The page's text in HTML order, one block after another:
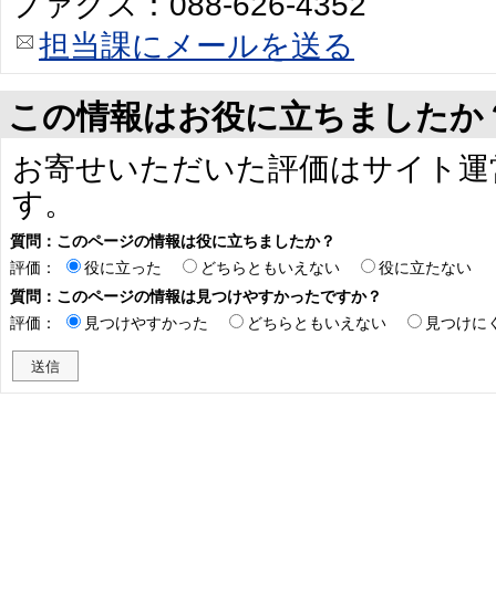
担当課にメールを送る
この情報はお役に立ちましたか
お寄せいただいた評価はサイト
す。
質問：このページの情報は役に立ちましたか？
評価：
役に立った どちらともいえない
役に立たない
質問：このページの情報は見つけやすかったですか？
評価：
見つけやすかった どちらともいえない 見つけに